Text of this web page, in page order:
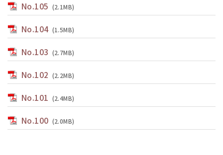
No.105 (2.1MB)
No.104 (1.5MB)
No.103 (2.7MB)
No.102 (2.2MB)
No.101 (2.4MB)
No.100 (2.0MB)